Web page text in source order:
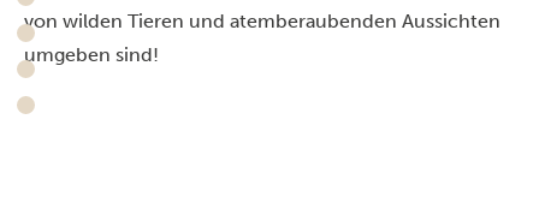
von wilden Tieren und atemberaubenden Aussichten
umgeben sind!